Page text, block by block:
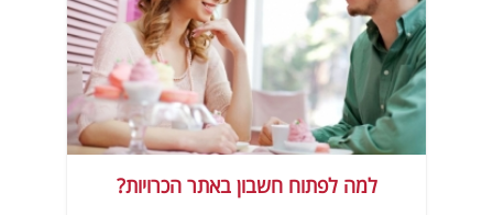
למה לפתוח חשבון באתר הכרויות?